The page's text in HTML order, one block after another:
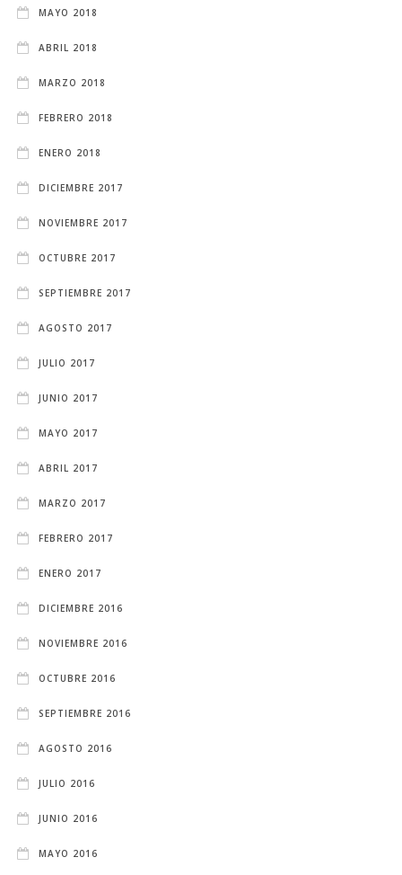
MAYO 2018
ABRIL 2018
MARZO 2018
FEBRERO 2018
ENERO 2018
DICIEMBRE 2017
NOVIEMBRE 2017
OCTUBRE 2017
SEPTIEMBRE 2017
AGOSTO 2017
JULIO 2017
JUNIO 2017
MAYO 2017
ABRIL 2017
MARZO 2017
FEBRERO 2017
ENERO 2017
DICIEMBRE 2016
NOVIEMBRE 2016
OCTUBRE 2016
SEPTIEMBRE 2016
AGOSTO 2016
JULIO 2016
JUNIO 2016
MAYO 2016